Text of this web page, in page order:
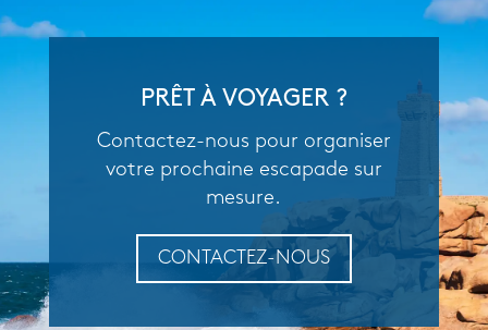
PRÊT À VOYAGER ?
Contactez-nous pour organiser
votre prochaine escapade sur
mesure.
CONTACTEZ-NOUS